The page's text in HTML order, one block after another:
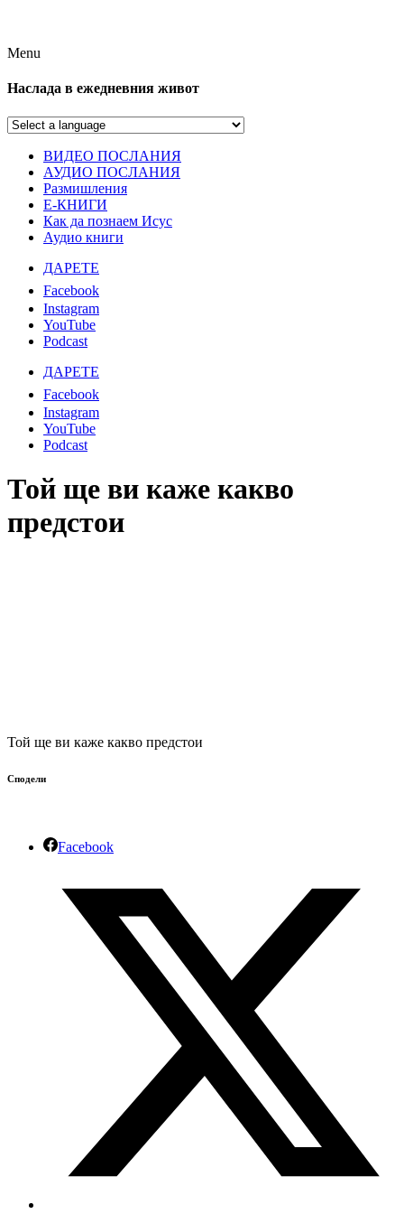
Menu
Наслада в ежедневния живот
ВИДЕО ПОСЛАНИЯ
АУДИО ПОСЛАНИЯ
Размишления
Е-КНИГИ
Как да познаем Исус
Аудио книги
ДАРЕТЕ
Facebook
Instagram
YouTube
Podcast
ДАРЕТЕ
Facebook
Instagram
YouTube
Podcast
Той ще ви каже какво
предстои
Той ще ви каже какво предстои
Сподели
Facebook